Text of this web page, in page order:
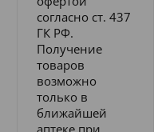
согласно ст. 437
ГК РФ.
Получение
товаров
возможно
только в
ближайшей
аптеке при